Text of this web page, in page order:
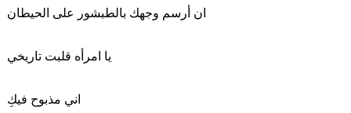
ان أرسم وجهك بالطبشور على الحيطان
يا امرأه قلبت تاريخي
اني مذبوح فيكِ